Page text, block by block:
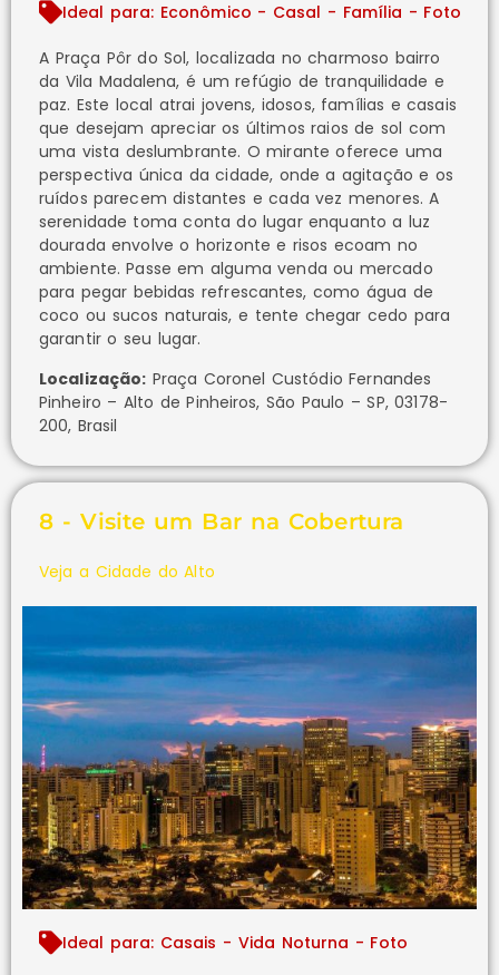
Ideal para: Econômico - Casal - Família - Foto
A Praça Pôr do Sol, localizada no charmoso bairro
da Vila Madalena, é um refúgio de tranquilidade e
paz. Este local atrai jovens, idosos, famílias e casais
que desejam apreciar os últimos raios de sol com
uma vista deslumbrante. O mirante oferece uma
perspectiva única da cidade, onde a agitação e os
ruídos parecem distantes e cada vez menores. A
serenidade toma conta do lugar enquanto a luz
dourada envolve o horizonte e risos ecoam no
ambiente. Passe em alguma venda ou mercado
para pegar bebidas refrescantes, como água de
coco ou sucos naturais, e tente chegar cedo para
garantir o seu lugar.
Localização: Praça Coronel Custódio Fernandes
Pinheiro – Alto de Pinheiros, São Paulo – SP, 03178-
200, Brasil
8 - Visite um Bar na Cobertura
Veja a Cidade do Alto
Ideal para: Casais - Vida Noturna - Foto